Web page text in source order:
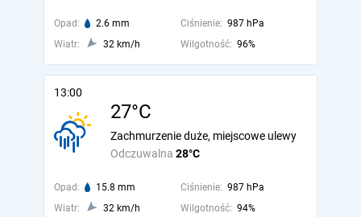
Opad: 2.6 mm Ciśnienie: 987 hPa
Wiatr:
32 km/h Wilgotność: 96%
13:00
27°C
Odczuwalna 28°C
Zachmurzenie duże, miejscowe ulewy
Opad: 15.8 mm Ciśnienie: 987 hPa
Wiatr:
32 km/h Wilgotność: 94%